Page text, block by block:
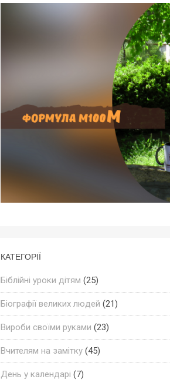
КАТЕГОРІЇ
Біблійні уроки дітям (25)
Біографії великих людей (21)
Вироби своїми руками (23)
Вчителям на замітку(45)
День у календарі (7)